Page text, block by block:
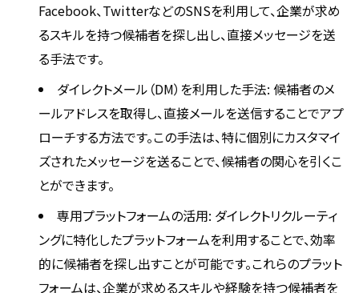
Facebook、TwitterなどのSNSを利用して、企業が求め
るスキルを持つ候補者を探し出し、直接メッセージを送
る手法です。
ダイレクトメール（DM）を利用した手法: 候補者のメ
ールアドレスを取得し、直接メールを送信することでアプ
ローチする方法です。この手法は、特に個別にカスタマイ
ズされたメッセージを送ることで、候補者の関心を引くこ
とができます。
専用プラットフォームの活用: ダイレクトリクルーティ
ングに特化したプラットフォームを利用することで、効率
的に候補者を探し出すことが可能です。これらのプラット
フォームは、企業が求めるスキルや経験を持つ候補者を